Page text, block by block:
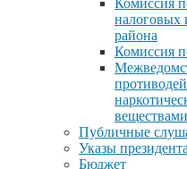
налоговых
района
Комиссия
Публичные
Указы президента
Бюджет